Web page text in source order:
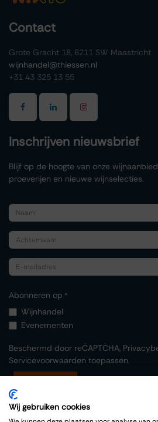
Contact
Grote Gracht 18, 6211 SW Maastricht
wijnhandel@thiessen.nl
+31 43 325 13 55
Inschrijven nieuwsbrief
Blijf op de hoogte van onze
proeverijen en nieuwe wijnselecties.
Abonneren op *
Wijnhandel
Evenementen
Beschermd door reCAPTCHA,
Servicevoorwaarden toepassen.
Wij gebruiken cookies